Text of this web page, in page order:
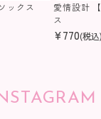
ックス
愛情設計
ス
¥770(税込)